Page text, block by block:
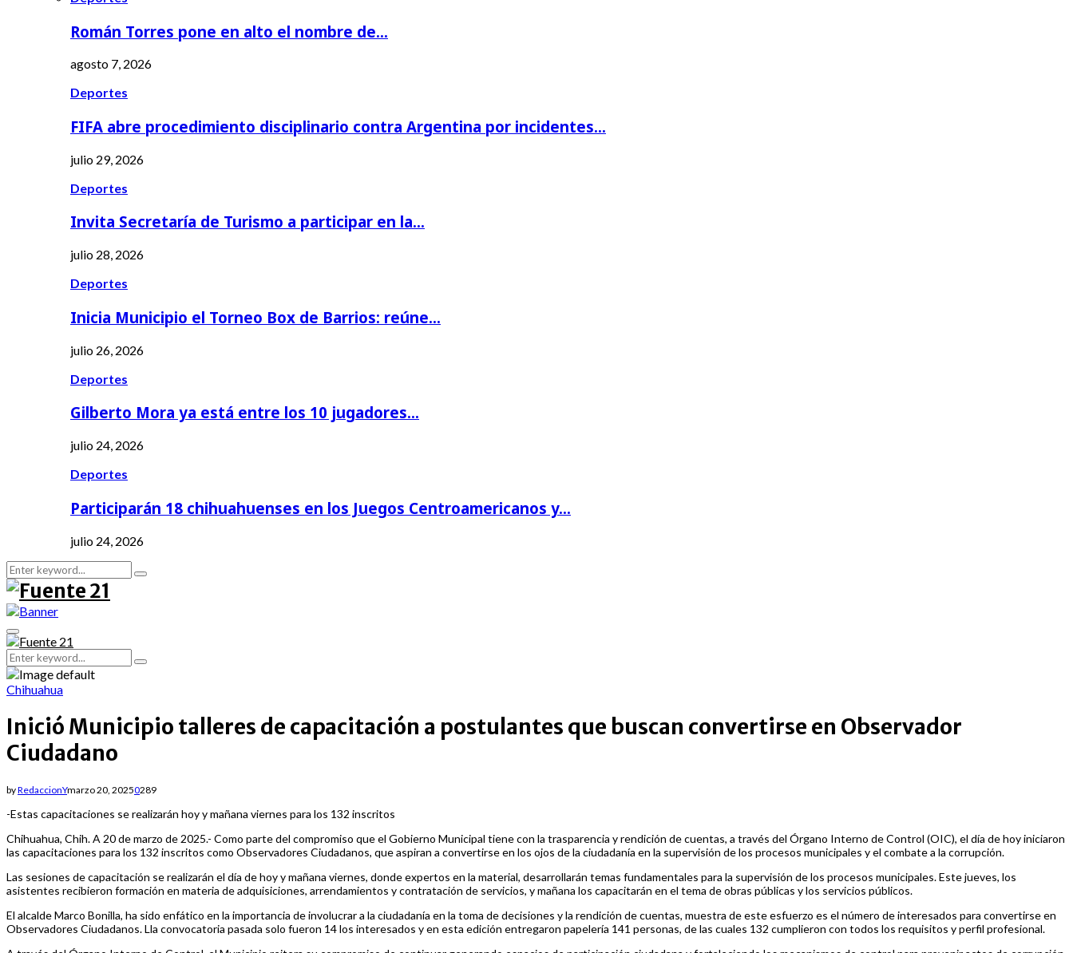
Román Torres pone en alto el nombre de…
agosto 7, 2026
Deportes
FIFA abre procedimiento disciplinario contra Argentina por incidentes…
julio 29, 2026
Deportes
Invita Secretaría de Turismo a participar en la…
julio 28, 2026
Deportes
Inicia Municipio el Torneo Box de Barrios: reúne…
julio 26, 2026
Deportes
Gilberto Mora ya está entre los 10 jugadores…
julio 24, 2026
Deportes
Participarán 18 chihuahuenses en los Juegos Centroamericanos y…
julio 24, 2026
Search
for:
Search
Primary
Menu
Search
for:
Search
Chihuahua
Inició Municipio talleres de capacitación a postulantes que buscan convertirse en Observador
Ciudadano
byRedaccionYmarzo 20, 20250289
-Estas capacitaciones se realizarán hoy y mañana viernes para los 132 inscritos
Chihuahua, Chih. A 20 de marzo de 2025.- Como parte del compromiso que el Gobierno Municipal tiene con la trasparencia y rendición de cuentas, a través del Órgano Interno de Control (OIC), el día de hoy iniciaron
las capacitaciones para los 132 inscritos como Observadores Ciudadanos, que aspiran a convertirse en los ojos de la ciudadanía en la supervisión de los procesos municipales y el combate a la corrupción.
Las sesiones de capacitación se realizarán el día de hoy y mañana viernes, donde expertos en la material, desarrollarán temas fundamentales para la supervisión de los procesos municipales. Este jueves, los
asistentes recibieron formación en materia de adquisiciones, arrendamientos y contratación de servicios, y mañana los capacitarán en el tema de obras públicas y los servicios públicos.
El alcalde Marco Bonilla, ha sido enfático en la importancia de involucrar a la ciudadanía en la toma de decisiones y la rendición de cuentas, muestra de este esfuerzo es el número de interesados para convertirse en
Observadores Ciudadanos. Lla convocatoria pasada solo fueron 14 los interesados y en esta edición entregaron papelería 141 personas, de las cuales 132 cumplieron con todos los requisitos y perfil profesional.